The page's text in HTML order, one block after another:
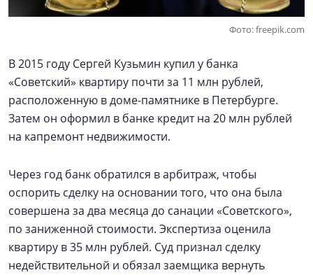
Фото: freepik.com
В 2015 году Сергей Кузьмин купил у банка
«Советский» квартиру почти за 11 млн рублей,
расположенную в доме-памятнике в Петербурге.
Затем он оформил в банке кредит на 20 млн рублей
на капремонт недвижимости.
Через год банк обратился в арбитраж, чтобы
оспорить сделку на основании того, что она была
совершена за два месяца до санации «Советского»,
по заниженной стоимости. Экспертиза оценила
квартиру в 35 млн рублей. Суд признал сделку
недействительной и обязал заемщика вернуть